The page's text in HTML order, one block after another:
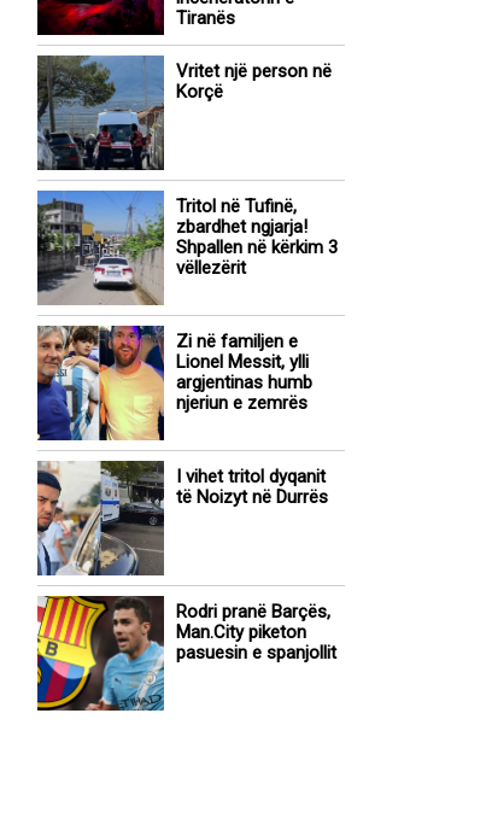
Tiranës
Vritet një person në
Korçë
Tritol në Tufinë,
zbardhet ngjarja!
Shpallen në kërkim 3
vëllezërit
Zi në familjen e
Lionel Messit, ylli
argjentinas humb
njeriun e zemrës
I vihet tritol dyqanit
të Noizyt në Durrës
Rodri pranë Barçës,
Man.City piketon
pasuesin e spanjollit